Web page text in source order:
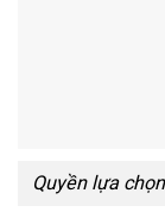
Quyền lựa